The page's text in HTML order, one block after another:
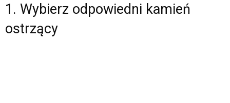
1. Wybierz odpowiedni kamień
ostrzący